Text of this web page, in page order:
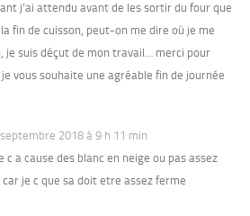
j’ai attendu avant de les sortir du four que
fin de cuisson, peut-on me dire où je me
je suis déçut de mon travail… merci pour
vous souhaite une agréable fin de journée
2018 à 9 h 11 min
c a cause des blanc en neige ou pas assez
je c que sa doit etre assez ferme